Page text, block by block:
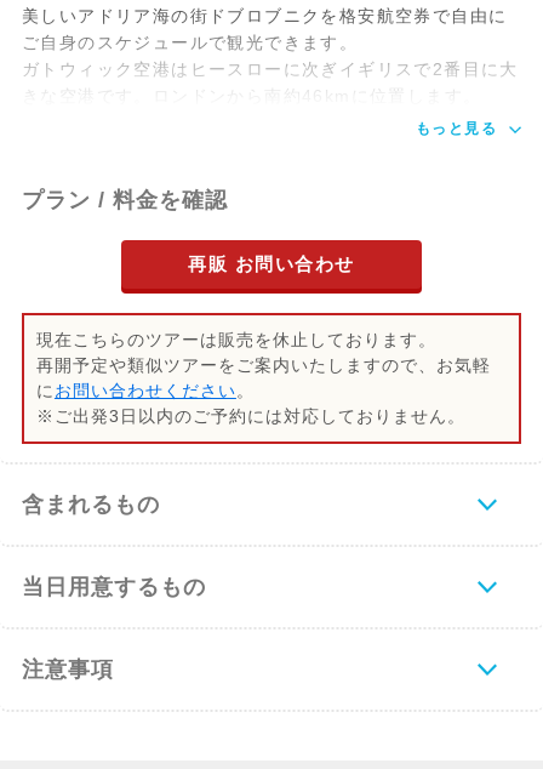
美しいアドリア海の街ドブロブニクを格安航空券で自由に
ご自身のスケジュールで観光できます。
ガトウィック空港はヒースローに次ぎイギリスで2番目に大
きな空港です。ロンドンから南約46kmに位置します。
もっと見る
プラン / 料金を確認
再販 お問い合わせ
現在こちらのツアーは販売を休止しております。
再開予定や類似ツアーをご案内いたしますので、お気軽
に お問い合わせください。
※ご出発3日以内のご予約には対応しておりません。
含まれるもの
当日用意するもの
注意事項